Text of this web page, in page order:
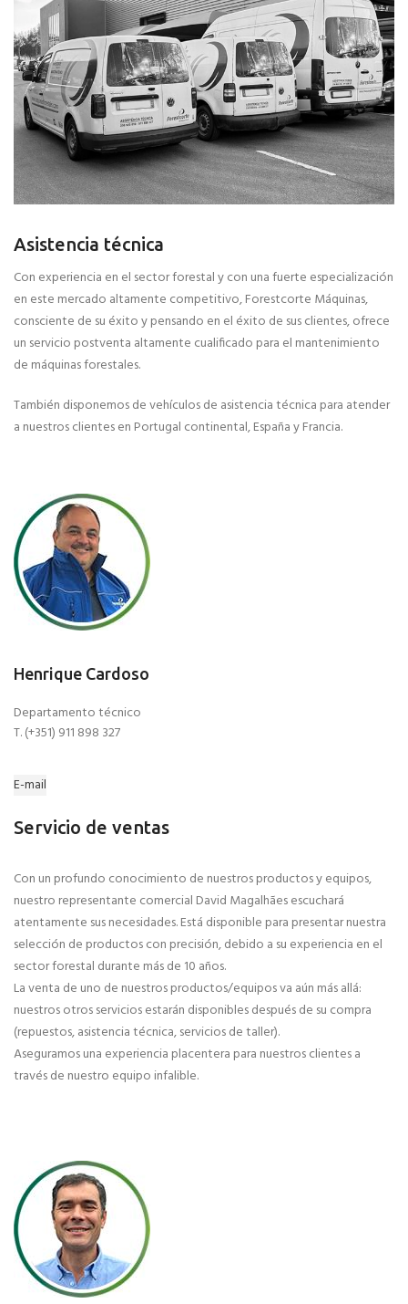
Asistencia técnica
Con experiencia en el sector forestal y con una fuerte especialización
en este mercado altamente competitivo, Forestcorte Máquinas,
consciente de su éxito y pensando en el éxito de sus clientes, ofrece
un servicio postventa altamente cualificado para el mantenimiento
de máquinas forestales.
También disponemos de vehículos de asistencia técnica para atender
a nuestros clientes en Portugal continental, España y Francia.
Henrique Cardoso
Departamento técnico
T. (+351) 911 898 327
E-mail
Servicio de ventas
Con un profundo conocimiento de nuestros productos y equipos,
nuestro representante comercial David Magalhães escuchará
atentamente sus necesidades. Está disponible para presentar nuestra
selección de productos con precisión, debido a su experiencia en el
sector forestal durante más de 10 años.
La venta de uno de nuestros productos/equipos va aún más allá:
nuestros otros servicios estarán disponibles después de su compra
(repuestos, asistencia técnica, servicios de taller).
Aseguramos una experiencia placentera para nuestros clientes a
través de nuestro equipo infalible.